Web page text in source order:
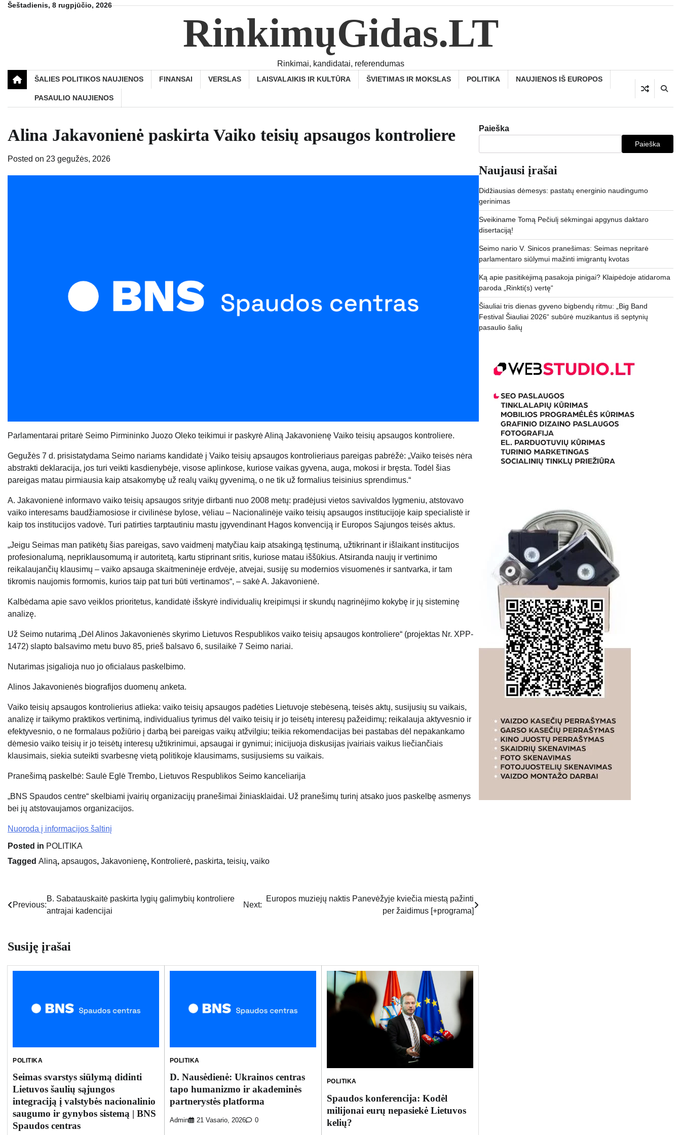
SkipŠeštadienis, 8 rugpjūčio, 2026
RinkimųGidas.LT
Rinkimai, kandidatai, referendumas
ŠALIES POLITIKOS NAUJIENOS FINANSAI VERSLAS LAISVALAIKIS IR KULTŪRA ŠVIETIMAS IR MOKSLAS POLITIKA NAUJIENOS IŠ EUROPOS
PASAULIO NAUJIENOS
Alina Jakavonienė paskirta Vaiko teisių apsaugos kontroliere
Posted on 23 gegužės, 2026
Parlamentarai pritarė Seimo Pirmininko Juozo Oleko teikimui ir paskyrė Aliną Jakavonienę Vaiko teisių apsaugos kontroliere.
Gegužės 7 d. prisistatydama Seimo nariams kandidatė į Vaiko teisių apsaugos kontrolieriaus pareigas pabrėžė: „Vaiko teisės nėra
abstrakti deklaracija, jos turi veikti kasdienybėje, visose aplinkose, kuriose vaikas gyvena, auga, mokosi ir bręsta. Todėl šias
pareigas matau pirmiausia kaip atsakomybę už realų vaikų gyvenimą, o ne tik už formalius teisinius sprendimus.“
A. Jakavonienė informavo vaiko teisių apsaugos srityje dirbanti nuo 2008 metų: pradėjusi vietos savivaldos lygmeniu, atstovavo
vaiko interesams baudžiamosiose ir civilinėse bylose, vėliau – Nacionalinėje vaiko teisių apsaugos institucijoje kaip specialistė ir
kaip tos institucijos vadovė. Turi patirties tarptautiniu mastu įgyvendinant Hagos konvenciją ir Europos Sąjungos teisės aktus.
„Jeigu Seimas man patikėtų šias pareigas, savo vaidmenį matyčiau kaip atsakingą tęstinumą, užtikrinant ir išlaikant institucijos
profesionalumą, nepriklausomumą ir autoritetą, kartu stiprinant sritis, kuriose matau iššūkius. Atsiranda naujų ir vertinimo
reikalaujančių klausimų – vaiko apsauga skaitmeninėje erdvėje, atvejai, susiję su modernios visuomenės ir santvarka, ir tam
tikromis naujomis formomis, kurios taip pat turi būti vertinamos“, – sakė A. Jakavonienė.
Kalbėdama apie savo veiklos prioritetus, kandidatė išskyrė individualių kreipimųsi ir skundų nagrinėjimo kokybę ir jų sisteminę
analizę.
Už Seimo nutarimą „Dėl Alinos Jakavonienės skyrimo Lietuvos Respublikos vaiko teisių apsaugos kontroliere“ (projektas Nr. XPP-
1472) slapto balsavimo metu buvo 85, prieš balsavo 6, susilaikė 7 Seimo nariai.
Nutarimas įsigalioja nuo jo oficialaus paskelbimo.
Alinos Jakavonienės biografijos duomenų anketa.
Vaiko teisių apsaugos kontrolierius atlieka: vaiko teisių apsaugos padėties Lietuvoje stebėseną, teisės aktų, susijusių su vaikais,
analizę ir taikymo praktikos vertinimą, individualius tyrimus dėl vaiko teisių ir jo teisėtų interesų pažeidimų; reikalauja aktyvesnio ir
efektyvesnio, o ne formalaus požiūrio į darbą bei pareigas vaikų atžvilgiu; teikia rekomendacijas bei pastabas dėl nepakankamo
dėmesio vaiko teisių ir jo teisėtų interesų užtikrinimui, apsaugai ir gynimui; inicijuoja diskusijas įvairiais vaikus liečiančiais
klausimais, siekia suteikti svarbesnę vietą politikoje klausimams, susijusiems su vaikais.
Pranešimą paskelbė: Saulė Eglė Trembo, Lietuvos Respublikos Seimo kanceliarija
„BNS Spaudos centre“ skelbiami įvairių organizacijų pranešimai žiniasklaidai. Už pranešimų turinį atsako juos paskelbę asmenys
bei jų atstovaujamos organizacijos.
Nuoroda į informacijos šaltinį
Posted in POLITIKA
Tagged Aliną, apsaugos, Jakavonienę, Kontrolierė, paskirta, teisių, vaiko
Navigacija
Previous:
B. Sabatauskaitė paskirta lygių galimybių kontroliere
antrajai kadencijai
Next:
Europos muziejų naktis Panevėžyje kviečia miestą pažinti
per žaidimus [+programa]
Susiję įrašai
POLITIKA
Seimas svarstys siūlymą didinti
Lietuvos šaulių sąjungos
integraciją į valstybės nacionalinio
saugumo ir gynybos sistemą | BNS
Spaudos centras
POLITIKA
D. Nausėdienė: Ukrainos centras
tapo humanizmo ir akademinės
partnerystės platforma
Admin 21 Vasario, 2026 0
POLITIKA
Spaudos konferencija: Kodėl
milijonai eurų nepasiekė Lietuvos
kelių?
Paieška
Paieška
Naujausi įrašai
Didžiausias dėmesys: pastatų energinio naudingumo
gerinimas
Sveikiname Tomą Pečiulį sėkmingai apgynus daktaro
disertaciją!
Seimo nario V. Sinicos pranešimas: Seimas nepritarė
parlamentaro siūlymui mažinti imigrantų kvotas
Ką apie pasitikėjimą pasakoja pinigai? Klaipėdoje atidaroma
paroda „Rinkti(s) vertę“
Šiauliai tris dienas gyveno bigbendų ritmu: „Big Band
Festival Šiauliai 2026“ subūrė muzikantus iš septynių
pasaulio šalių